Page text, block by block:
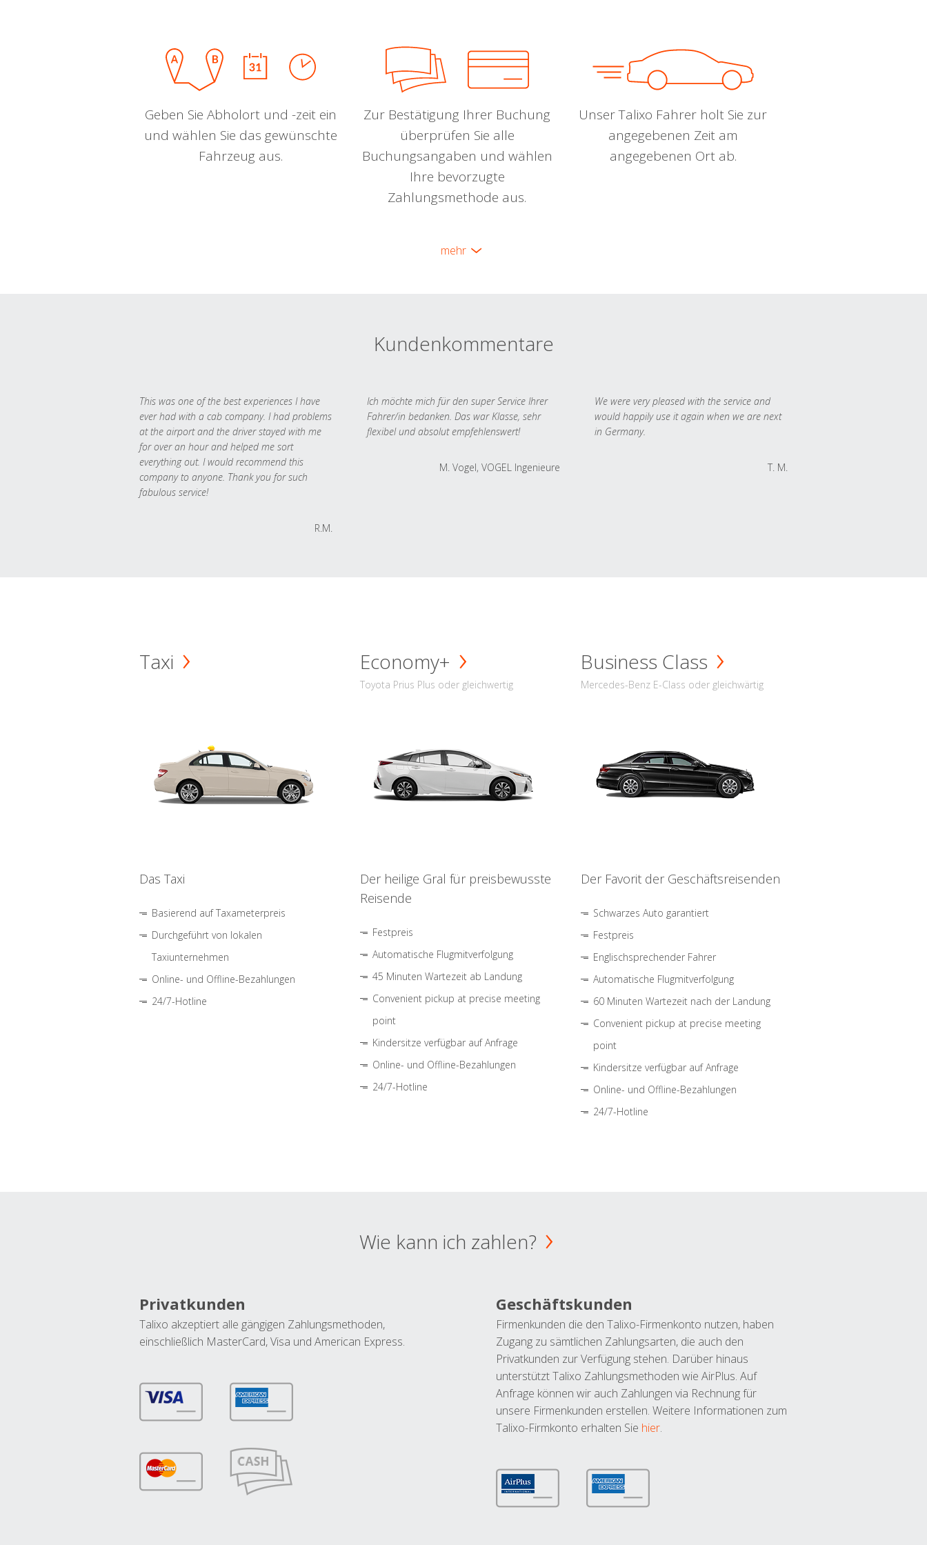
Geben Sie Abholort und -zeit ein
und wählen Sie das gewünschte
Fahrzeug aus.
Zur Bestätigung Ihrer Buchung
überprüfen Sie alle
Buchungsangaben und wählen
Ihre bevorzugte
Zahlungsmethode aus.
Unser Talixo Fahrer holt Sie zur
angegebenen Zeit am
angegebenen Ort ab.
mehr
Kundenkommentare
This was one of the best experiences I have
ever had with a cab company. I had problems
at the airport and the driver stayed with me
for over an hour and helped me sort
everything out. I would recommend this
company to anyone. Thank you for such
fabulous service!
R.M.
Ich möchte mich für den super Service Ihrer
Fahrer/in bedanken. Das war Klasse, sehr
flexibel und absolut empfehlenswert!
M. Vogel, VOGEL Ingenieure
We were very pleased with the service and
would happily use it again when we are next
in Germany.
T. M.
Taxi
Das Taxi
Basierend auf Taxameterpreis
Durchgeführt von lokalen
Taxiunternehmen
Online- und Offline-Bezahlungen
24/7-Hotline
Economy+
Toyota Prius Plus oder gleichwertig
Der heilige Gral für preisbewusste
Reisende
Festpreis
Automatische Flugmitverfolgung
45 Minuten Wartezeit ab Landung
Convenient pickup at precise meeting
point
Kindersitze verfügbar auf Anfrage
Online- und Offline-Bezahlungen
24/7-Hotline
Business Class
Mercedes-Benz E-Class oder gleichwärtig
Der Favorit der Geschäftsreisenden
Schwarzes Auto garantiert
Festpreis
Englischsprechender Fahrer
Automatische Flugmitverfolgung
60 Minuten Wartezeit nach der Landung
Convenient pickup at precise meeting
point
Kindersitze verfügbar auf Anfrage
Online- und Offline-Bezahlungen
24/7-Hotline
Wie kann ich zahlen?
Privatkunden
Talixo akzeptiert alle gängigen Zahlungsmethoden,
einschließlich MasterCard, Visa und American Express.
Geschäftskunden
Firmenkunden die den Talixo-Firmenkonto nutzen, haben
Zugang zu sämtlichen Zahlungsarten, die auch den
Privatkunden zur Verfügung stehen. Darüber hinaus
unterstützt Talixo Zahlungsmethoden wie AirPlus. Auf
Anfrage können wir auch Zahlungen via Rechnung für
unsere Firmenkunden erstellen. Weitere Informationen zum
Talixo-Firmkonto erhalten Sie hier.